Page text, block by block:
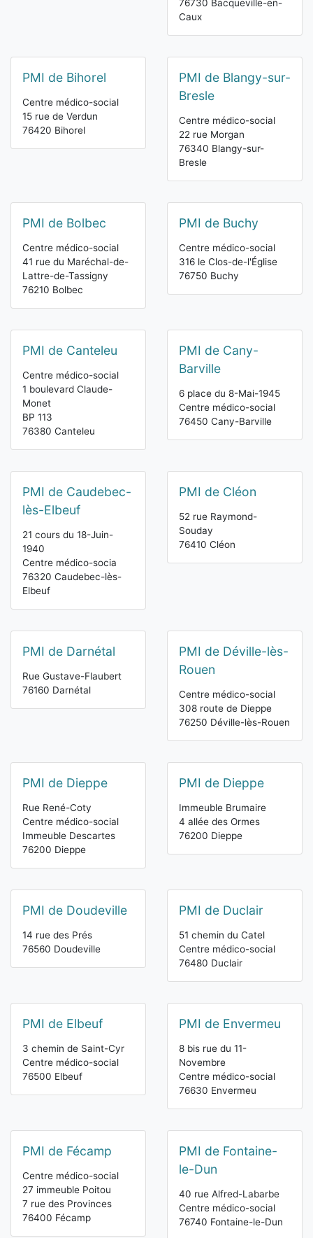
76730 Bacqueville-en-
Caux
PMI de Bihorel
Centre médico-social
15 rue de Verdun
76420 Bihorel
PMI de Blangy-sur-
Bresle
Centre médico-social
22 rue Morgan
76340 Blangy-sur-
Bresle
PMI de Bolbec
Centre médico-social
41 rue du Maréchal-de-
Lattre-de-Tassigny
76210 Bolbec
PMI de Buchy
Centre médico-social
316 le Clos-de-l'Église
76750 Buchy
PMI de Canteleu
Centre médico-social
1 boulevard Claude-
Monet
BP 113
76380 Canteleu
PMI de Cany-
Barville
6 place du 8-Mai-1945
Centre médico-social
76450 Cany-Barville
PMI de Caudebec-
lès-Elbeuf
21 cours du 18-Juin-
1940
Centre médico-socia
76320 Caudebec-lès-
Elbeuf
PMI de Cléon
52 rue Raymond-
Souday
76410 Cléon
PMI de Darnétal
Rue Gustave-Flaubert
76160 Darnétal
PMI de Déville-lès-
Rouen
Centre médico-social
308 route de Dieppe
76250 Déville-lès-Rouen
PMI de Dieppe
Rue René-Coty
Centre médico-social
Immeuble Descartes
76200 Dieppe
PMI de Dieppe
Immeuble Brumaire
4 allée des Ormes
76200 Dieppe
PMI de Doudeville
14 rue des Prés
76560 Doudeville
PMI de Duclair
51 chemin du Catel
Centre médico-social
76480 Duclair
PMI de Elbeuf
3 chemin de Saint-Cyr
Centre médico-social
76500 Elbeuf
PMI de Envermeu
8 bis rue du 11-
Novembre
Centre médico-social
76630 Envermeu
PMI de Fécamp
Centre médico-social
27 immeuble Poitou
7 rue des Provinces
76400 Fécamp
PMI de Fontaine-
le-Dun
40 rue Alfred-Labarbe
Centre médico-social
76740 Fontaine-le-Dun